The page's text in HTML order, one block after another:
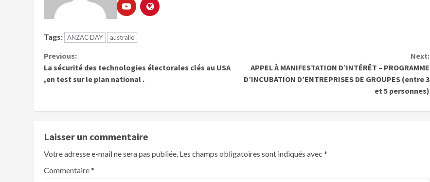
Tags: ANZAC DAY australie
Previous:
La sécurité des technologies électorales clés au USA
,en test sur le plan national .
Next:
APPEL À MANIFESTATION D’INTÉRÊT – PROGRAMME
D’INCUBATION D’ENTREPRISES DE GROUPES (entre 3
et 5 personnes)
Laisser un commentaire
Votre adresse e-mail ne sera pas publiée. Les champs obligatoires sont indiqués avec *
Commentaire*